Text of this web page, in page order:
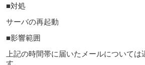
■対処
サーバの再起動
■影響範囲
上記の時間帯に届いたメールについて
す。